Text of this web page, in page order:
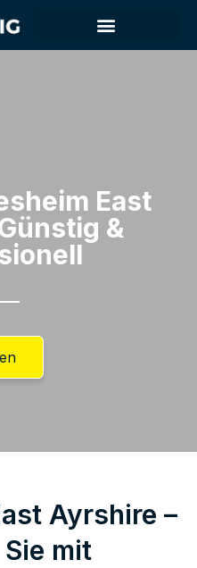
East
&
Ayrshire –
mit